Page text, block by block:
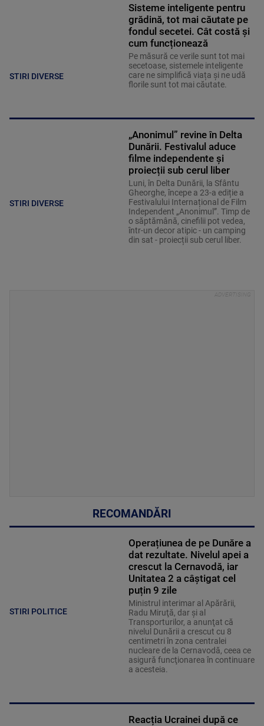
STIRI DIVERSE
Sisteme inteligente pentru
grădină, tot mai căutate pe
fondul secetei. Cât costă și
cum funcționează
Pe măsură ce verile sunt tot mai
secetoase, sistemele inteligente
care ne simplifică viața și ne udă
florile sunt tot mai căutate.
STIRI DIVERSE
„Anonimul” revine în Delta
Dunării. Festivalul aduce
filme independente și
proiecții sub cerul liber
Luni, în Delta Dunării, la Sfântu
Gheorghe, începe a 23-a ediție a
Festivalului Internațional de Film
Independent „Anonimul”. Timp de
o săptămână, cinefilii pot vedea,
într-un decor atipic - un camping
din sat - proiecții sub cerul liber.
RECOMANDĂRI
STIRI POLITICE
Operațiunea de pe Dunăre a
dat rezultate. Nivelul apei a
crescut la Cernavodă, iar
Unitatea 2 a câștigat cel
puțin 9 zile
Ministrul interimar al Apărării,
Radu Miruţă, dar şi al
Transporturilor, a anunţat că
nivelul Dunării a crescut cu 8
centimetri în zona centralei
nucleare de la Cernavodă, ceea ce
asigură funcţionarea în continuare
a acesteia.
Reacția Ucrainei după ce